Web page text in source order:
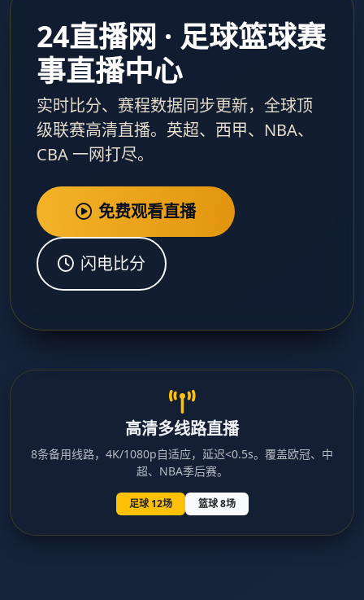
24直播网 · 足球篮球赛
事直播中心
实时比分、赛程数据同步更新，全球顶
级联赛高清直播。英超、西甲、NBA、
CBA 一网打尽。
免费观看直播
闪电比分
高清多线路直播
8条备用线路，4K/1080p自适应，延迟<0.5s。覆盖欧冠、中
超、NBA季后赛。
足球 12场 篮球 8场